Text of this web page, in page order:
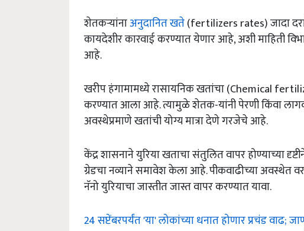
शेतकऱ्यांनाअनुदानित खते(fertilizers rates) जादा
कायदेशीर कारवाई करण्यात येणार आहे, अशी माहिती
आहे.
खरीप हंगामामध्ये रासायनिक खतांचा (Chemical
करण्यात आला आहे. त्यामुळे शेतक-यांनी पेरणी किंवा
अवस्थेप्रमाणे खतांची योग्य मात्रा देणे गरजेचे आहे.
केंद्र शासनाने युरिया खताचा संतुलित वापर होण्याच्या
ग्रेडचा नव्याने समावेश केला आहे. पीकवाढीच्या
नॅनो युरियाचा जास्तीत जास्त वापर करण्यात यावा.
24 सप्टेंबरपर्यंत 'या' लोकांच्या धनात होणार प्रचंड वाढ;